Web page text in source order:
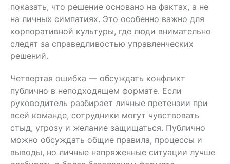
показать, что решение основано на фактах, а не
на личных симпатиях. Это особенно важно для
корпоративной культуры, где люди внимательно
следят за справедливостью управленческих
решений.
Четвертая ошибка — обсуждать конфликт
публично в неподходящем формате. Если
руководитель разбирает личные претензии при
всей команде, сотрудники могут чувствовать
стыд, угрозу и желание защищаться. Публично
можно обсуждать общие правила, процессы и
выводы, но личные напряженные ситуации лучше